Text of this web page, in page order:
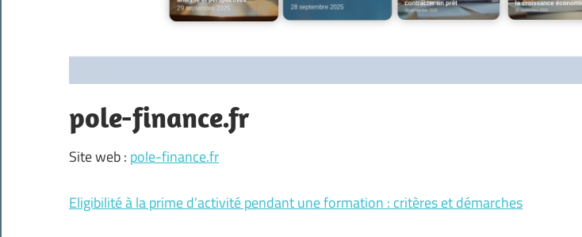
pole-finance.fr
Site web : pole-finance.fr
Eligibilité à la prime d’activité pendant une formation : critères et démarches